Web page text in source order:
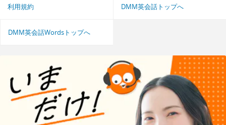
利用規約 DMM英会話トップへ
DMM英会話Wordsトップへ